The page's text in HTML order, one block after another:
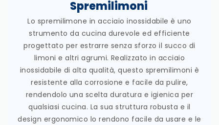
Spremilimoni
Lo spremilimone in acciaio inossidabile è uno
strumento da cucina durevole ed efficiente
progettato per estrarre senza sforzo il succo di
limoni e altri agrumi. Realizzato in acciaio
inossidabile di alta qualità, questo spremilimoni è
resistente alla corrosione e facile da pulire,
rendendolo una scelta duratura e igienica per
qualsiasi cucina. La sua struttura robusta e il
design ergonomico lo rendono facile da usare e le